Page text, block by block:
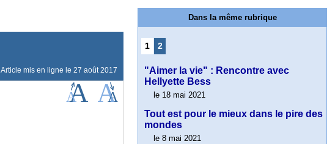
Article mis en ligne le 27 août 2017
Dans la même rubrique
1 2
"Aimer la vie" : Rencontre avec
Hellyette Bess
le 18 mai 2021
Tout est pour le mieux dans le pire des
mondes
le 8 mai 2021